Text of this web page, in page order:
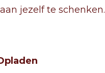
jezelf te schenken.